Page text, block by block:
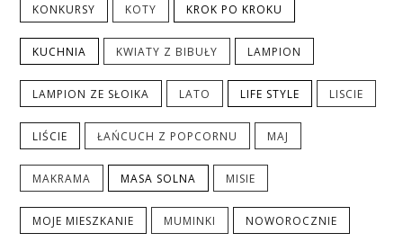
KONKURSY KOTY KROK PO KROKU
KUCHNIA KWIATY Z BIBUŁY LAMPION
LAMPION ZE SŁOIKA LATO LIFE STYLE LISCIE
LIŚCIE ŁAŃCUCH Z POPCORNU MAJ
MAKRAMA MASA SOLNA MISIE
MOJE MIESZKANIE MUMINKI NOWOROCZNIE